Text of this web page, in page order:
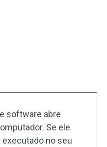
software abre
Se ele
no seu